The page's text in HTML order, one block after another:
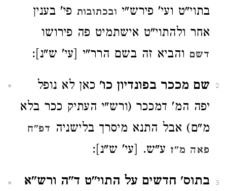
בתוי"ט ועי' פירש"י ובכתובות פי' בענין
אחר ולהתוי"ט אישתמיט פה פירושו
דשם והביא זה בשם הרר"י [עי' ש"נ]:
2 שם מככר בפונדיון כו' כאן לא נופל
יפה המ' דמככר (ורש"י העתיק ככר בלא
מ"ם) אבל התנא מיסרך בלישניה דפ"ח
פאה מ"ז ע"ש. [עי' ש"נ]:
3
בתוס' חדשים על התוי"ט ד"ה ורש"א